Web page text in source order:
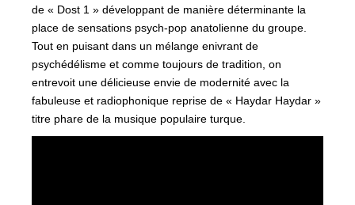
de « Dost 1 » développant de manière déterminante la
place de sensations psych-pop anatolienne du groupe.
Tout en puisant dans un mélange enivrant de
psychédélisme et comme toujours de tradition, on
entrevoit une délicieuse envie de modernité avec la
fabuleuse et radiophonique reprise de « Haydar Haydar »
titre phare de la musique populaire turque.